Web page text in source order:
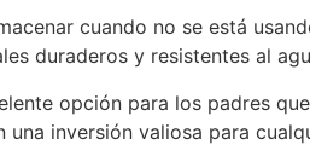
cuando no se está
duraderos y resistentes al
opción para los padres
inversión valiosa para